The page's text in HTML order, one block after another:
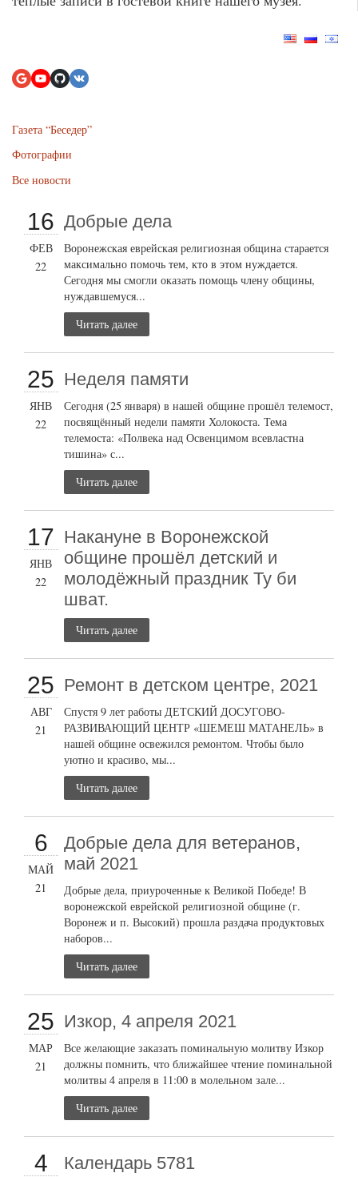
Газета “Беседер”
Фотографии
Все новости
16
ФЕВ
22
Добрые дела
Воронежская еврейская религиозная община старается
максимально помочь тем, кто в этом нуждается.
Сегодня мы смогли оказать помощь члену общины,
нуждавшемуся...
Читать далее
25
ЯНВ
22
Неделя памяти
Сегодня (25 января) в нашей общине прошёл телемост,
посвящённый недели памяти Холокоста. Тема
телемоста: «Полвека над Освенцимом всевластна
тишина» с...
Читать далее
17
ЯНВ
22
Накануне в Воронежской
общине прошёл детский и
молодёжный праздник Ту би
шват.
Читать далее
25
АВГ
21
Ремонт в детском центре, 2021
Спустя 9 лет работы ДЕТСКИЙ ДОСУГОВО-
РАЗВИВАЮЩИЙ ЦЕНТР «ШЕМЕШ МАТАНЕЛЬ» в
нашей общине освежился ремонтом. Чтобы было
уютно и красиво, мы...
Читать далее
6
МАЙ
21
Добрые дела для ветеранов,
май 2021
Добрые дела, приуроченные к Великой Победе! В
воронежской еврейской религиозной общине (г.
Воронеж и п. Высокий) прошла раздача продуктовых
наборов...
Читать далее
25
МАР
21
Изкор, 4 апреля 2021
Все желающие заказать поминальную молитву Изкор
должны помнить, что ближайшее чтение поминальной
молитвы 4 апреля в 11:00 в молельном зале...
Читать далее
4 Календарь 5781